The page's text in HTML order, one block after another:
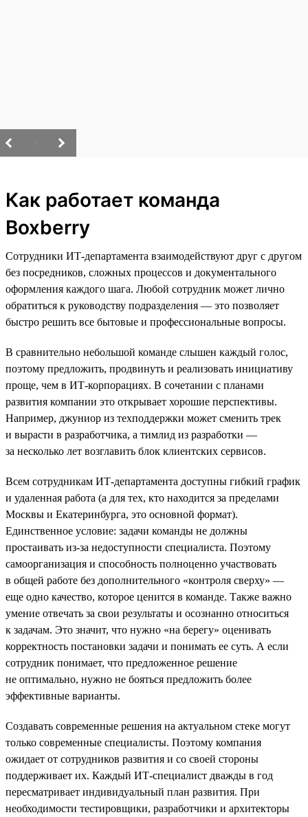
Как работает команда
Boxberry
Сотрудники ИТ-департамента взаимодействуют друг с другом
без посредников, сложных процессов и документального
оформления каждого шага. Любой сотрудник может лично
обратиться к руководству подразделения — это позволяет
быстро решить все бытовые и профессиональные вопросы.
В сравнительно небольшой команде слышен каждый голос,
поэтому предложить, продвинуть и реализовать инициативу
проще, чем в ИТ-корпорациях. В сочетании с планами
развития компании это открывает хорошие перспективы.
Например, джуниор из техподдержки может сменить трек
и вырасти в разработчика, а тимлид из разработки —
за несколько лет возглавить блок клиентских сервисов.
Всем сотрудникам ИТ-департамента доступны гибкий график
и удаленная работа (а для тех, кто находится за пределами
Москвы и Екатеринбурга, это основной формат).
Единственное условие: задачи команды не должны
простаивать из-за недоступности специалиста. Поэтому
самоорганизация и способность полноценно участвовать
в общей работе без дополнительного «контроля сверху» —
еще одно качество, которое ценится в команде. Также важно
умение отвечать за свои результаты и осознанно относиться
к задачам. Это значит, что нужно «на берегу» оценивать
корректность постановки задачи и понимать ее суть. А если
сотрудник понимает, что предложенное решение
не оптимально, нужно не бояться предложить более
эффективные варианты.
Создавать современные решения на актуальном стеке могут
только современные специалисты. Поэтому компания
ожидает от сотрудников развития и со своей стороны
поддерживает их. Каждый ИТ-специалист дважды в год
пересматривает индивидуальный план развития. При
необходимости тестировщики, разработчики и архитекторы